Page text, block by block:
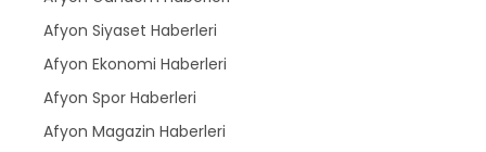
Afyon Siyaset Haberleri
Afyon Ekonomi Haberleri
Afyon Spor Haberleri
Afyon Magazin Haberleri